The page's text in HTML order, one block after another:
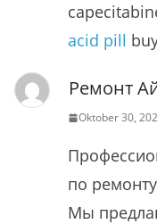
acid pill
Ремонт
Oktober 30,
по
Мы